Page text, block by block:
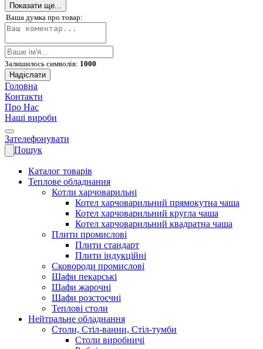
Показати ще...
Ваша думка про товар:
Залишилось символів: 1000
Надіслати
Головна
Контакти
Про Нас
Наші вироби
Зателефонувати
Пошук
Каталог товарів
Теплове обладнання
Котли харчоварильні
Котел харчоварильний прямокутна чаша
Котел харчоварильний кругла чаша
Котел харчоварильний квадратна чаша
Плити промислові
Плити стандарт
Плити індукційні
Сковороди промислові
Шафи пекарські
Шафи жарочні
Шафи розстоєчні
Теплові столи
Нейтральне обладнання
Столи, Стіл-ванни, Стіл-тумби
Столи виробничі